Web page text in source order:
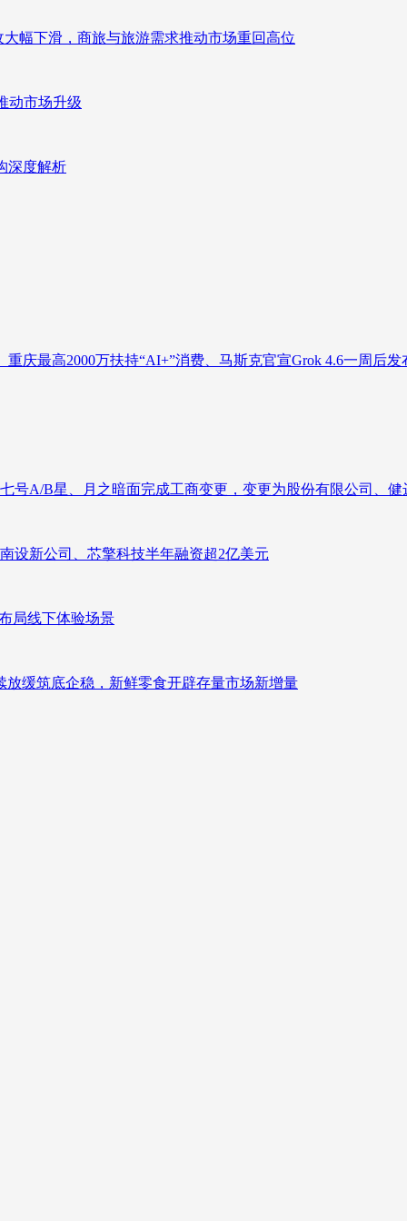
幅下滑，商旅与旅游需求推动市场重回高位
动市场升级
深度解析
庆最高2000万扶持“AI+”消费、马斯克官宣Grok 4.6一周后发
号A/B星、月之暗面完成工商变更，变更为股份有限公司、
设新公司、芯擎科技半年融资超2亿美元
局线下体验场景
缓筑底企稳，新鲜零食开辟存量市场新增量